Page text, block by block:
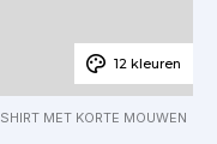
12 kleuren
MET KORTE MOUWEN